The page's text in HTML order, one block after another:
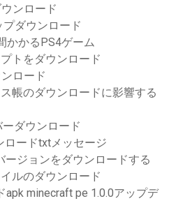
ンロード
ダウンロード
かかるPS4ゲーム
トをダウンロード
ロード
帳のダウンロードに影響する
ダウンロード
ロードtxtメッセージ
ージョンをダウンロードする
ルのダウンロード
apk minecraft pe 1.0.0アップデ